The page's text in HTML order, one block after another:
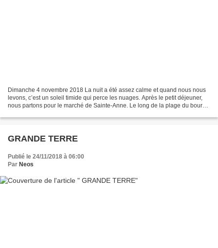
Dimanche 4 novembre 2018 La nuit a été assez calme et quand nous nous
levons, c’est un soleil timide qui perce les nuages. Après le petit déjeuner,
nous partons pour le marché de Sainte-Anne. Le long de la plage du bourg
GRANDE TERRE
Publié le 24/11/2018 à 06:00
Par Neos